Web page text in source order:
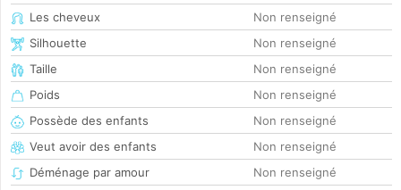
Les cheveux
Non renseigné
Silhouette
Non renseigné
Taille
Non renseigné
Poids
Non renseigné
Possède des enfants
Non renseigné
Veut avoir des enfants
Non renseigné
Déménage par amour
Non renseigné